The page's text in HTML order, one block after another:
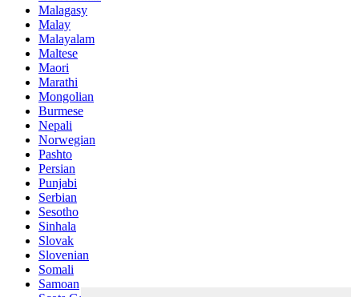
Malagasy
Malay
Malayalam
Maltese
Maori
Marathi
Mongolian
Burmese
Nepali
Norwegian
Pashto
Persian
Punjabi
Serbian
Sesotho
Sinhala
Slovak
Slovenian
Somali
Samoan